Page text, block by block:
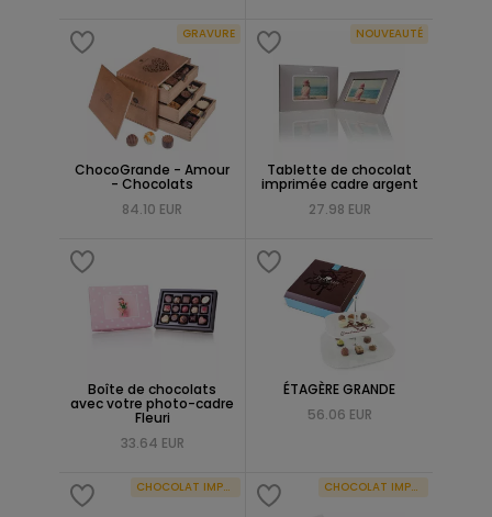
GRAVURE
ChocoGrande - Amour
- Chocolats
84.10 EUR
NOUVEAUTÉ
Tablette de chocolat
imprimée cadre argent
27.98 EUR
Boîte de chocolats
avec votre photo-cadre
Fleuri
33.64 EUR
ÉTAGÈRE GRANDE
56.06 EUR
CHOCOLAT IMPRIMÉ CHOCOLAT IMPRIMÉ